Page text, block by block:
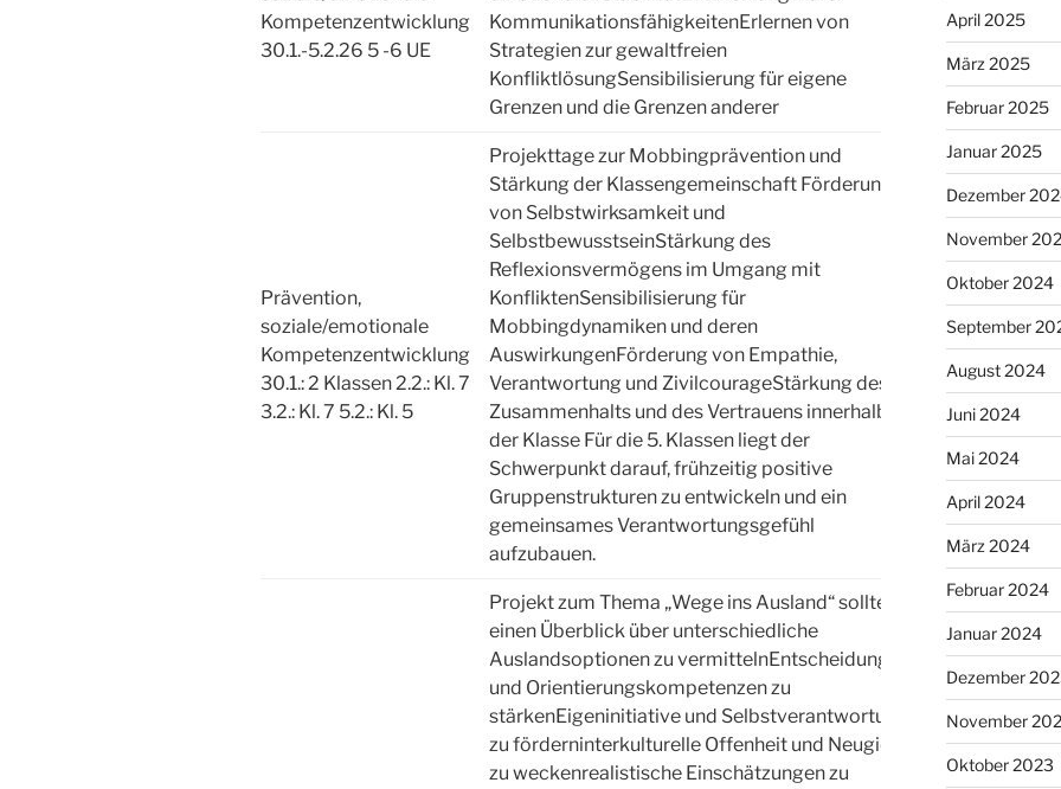
Kompetenzentwicklung
30.1.-5.2.26 5 -6 UE
KommunikationsfähigkeitenErlernen von
Strategien zur gewaltfreien
KonfliktlösungSensibilisierung für eigene
Grenzen und die Grenzen anderer
Kl. 5
Prävention,
soziale/emotionale
Kompetenzentwicklung
30.1.: 2 Klassen 2.2.: Kl. 7
3.2.: Kl. 7 5.2.: Kl. 5
Projekttage zur Mobbingprävention und
Stärkung der Klassengemeinschaft Förderung
von Selbstwirksamkeit und
SelbstbewusstseinStärkung des
Reflexionsvermögens im Umgang mit
KonfliktenSensibilisierung für
Mobbingdynamiken und deren
AuswirkungenFörderung von Empathie,
Verantwortung und ZivilcourageStärkung des
Zusammenhalts und des Vertrauens innerhalb
der Klasse Für die 5. Klassen liegt der
Schwerpunkt darauf, frühzeitig positive
Gruppenstrukturen zu entwickeln und ein
gemeinsames Verantwortungsgefühl
aufzubauen.
5 & 7
Projekt zum Thema „Wege ins Ausland“ sollte:
einen Überblick über unterschiedliche
Auslandsoptionen zu vermittelnEntscheidungs-
und Orientierungskompetenzen zu
stärkenEigeninitiative und Selbstverantwortung
zu förderninterkulturelle Offenheit und Neugier
zu weckenrealistische Einschätzungen zu
April 2025
März 2025
Februar 2025
Januar 2025
Dezember
November
Oktober 2024
September
August 2024
Juni 2024
Mai 2024
April 2024
März 2024
Februar 2024
Januar 2024
Dezember
November
Oktober 2023